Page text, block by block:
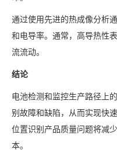
通过使用先进的热成像分析
和电导率。通常，高导热性
流流动。
结论
电池检测和监控生产路径上
别故障和缺陷，从而实现快
位置识别产品质量问题将减
本。